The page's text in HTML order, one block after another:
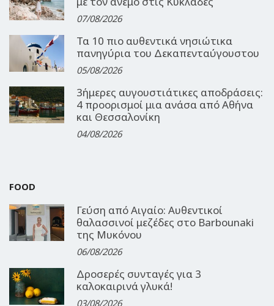
07/08/2026
Τα 10 πιο αυθεντικά νησιώτικα
πανηγύρια του Δεκαπενταύγουστου
05/08/2026
3ήμερες αυγουστιάτικες αποδράσεις:
4 προορισμοί μια ανάσα από Αθήνα
και Θεσσαλονίκη
04/08/2026
FOOD
Γεύση από Αιγαίο: Αυθεντικοί
θαλασσινοί μεζέδες στο Barbounaki
της Μυκόνου
06/08/2026
Δροσερές συνταγές για 3
καλοκαιρινά γλυκά!
03/08/2026